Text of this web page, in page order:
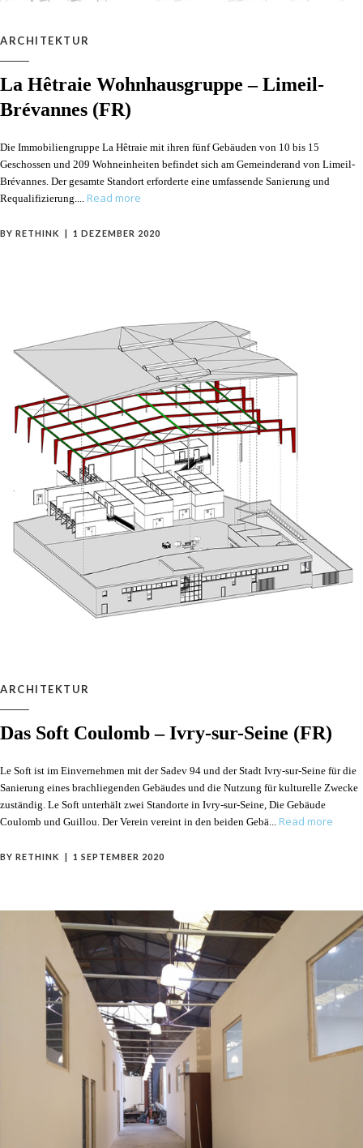
ARCHITEKTUR
La Hêtraie Wohnhausgruppe – Limeil-
Brévannes (FR)
Die Immobiliengruppe La Hêtraie mit ihren fünf Gebäuden von 10 bis 15
Geschossen und 209 Wohneinheiten befindet sich am Gemeinderand von Limeil-
Brévannes. Der gesamte Standort erforderte eine umfassende Sanierung und
Requalifizierung.
Read more
BY RETHINK 1 DEZEMBER 2020
ARCHITEKTUR
Das Soft Coulomb – Ivry-sur-Seine (FR)
Le Soft ist im Einvernehmen mit der Sadev 94 und der Stadt Ivry-sur-Seine für die
Sanierung eines brachliegenden Gebäudes und die Nutzung für kulturelle Zwecke
zuständig. Le Soft unterhält zwei Standorte in Ivry-sur-Seine, Die Gebäude
Coulomb und Guillou. Der Verein vereint in den beiden Gebä
Read more
BY RETHINK 1 SEPTEMBER 2020